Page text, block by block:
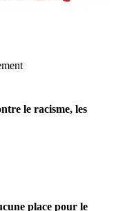
le racisme, les
place pour le